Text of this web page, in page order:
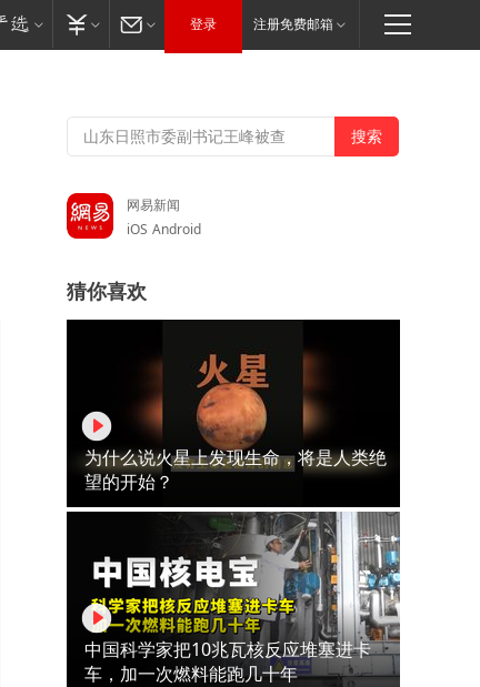
登录 注册免费邮箱
网易新闻
iOS Android
猜你喜欢
为什么说火星上发现生命，将是人类绝
望的开始？
中国科学家把10兆瓦核反应堆塞进卡
车，加一次燃料能跑几十年